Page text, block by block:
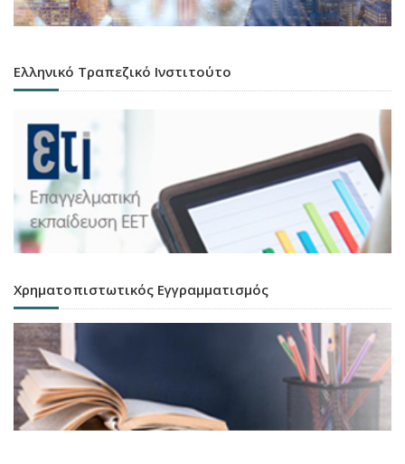
Ελληνικό Τραπεζικό Ινστιτούτο
Χρηματοπιστωτικός Εγγραμματισμός